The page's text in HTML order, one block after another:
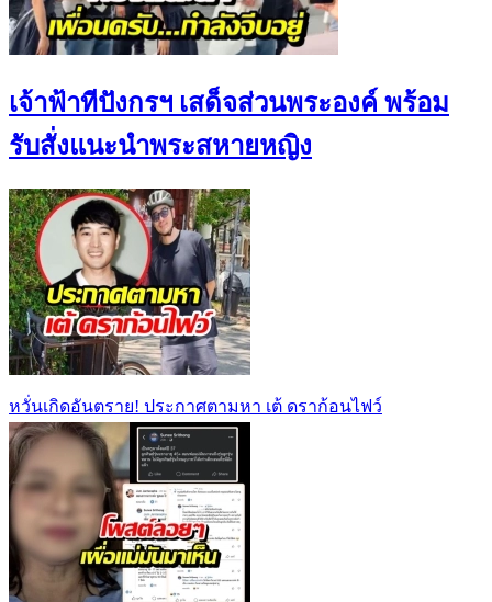
เจ้าฟ้าทีปังกรฯ เสด็จส่วนพระองค์ พร้อม
รับสั่งแนะนำพระสหายหญิง
หวั่นเกิดอันตราย! ประกาศตามหา เต้ ดราก้อนไฟว์